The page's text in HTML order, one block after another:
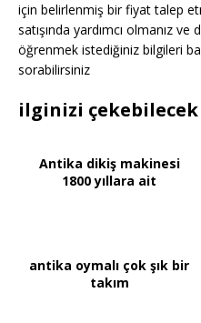
için belirlenmiş bir fiyat talep
satışında yardımcı olmanız
öğrenmek istediğiniz bilgileri
sorabilirsiniz
ilginizi
Antika dikiş makinesi
1800 yıllara ait
antika oymalı çok şık bir
takım